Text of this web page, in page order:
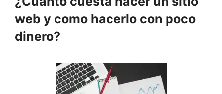
web y como hacerlo con poco
dinero?